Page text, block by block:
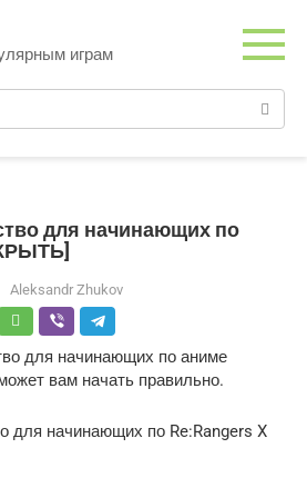
играм
для начинающих по
Aleksandr Zhukov
для начинающих по аниме
вам начать правильно.